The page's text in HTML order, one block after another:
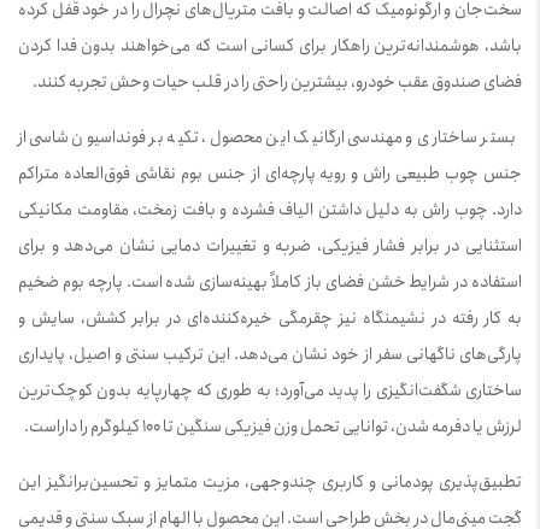
سخت‌جان و ارگونومیک که اصالت و بافت متریال‌های نچرال را در خود قفل کرده
باشد، هوشمندانه‌ترین راهکار برای کسانی است که می‌خواهند بدون فدا کردن
فضای صندوق عقب خودرو، بیشترین راحتی را در قلب حیات وحش تجربه کنند.
بستر ساختاری و مهندسی ارگانیک این محصول، تکیه بر فونداسیون شاسی از
جنس چوب طبیعی راش و رویه پارچه‌ای از جنس بوم نقاشی فوق‌العاده متراکم
دارد. چوب راش به دلیل داشتن الیاف فشرده و بافت زمخت، مقاومت مکانیکی
استثنایی در برابر فشار فیزیکی، ضربه و تغییرات دمایی نشان می‌دهد و برای
استفاده در شرایط خشن فضای باز کاملاً بهینه‌سازی شده است. پارچه بوم ضخیم
به کار رفته در نشیمنگاه نیز چقرمگی خیره‌کننده‌ای در برابر کشش، سایش و
پارگی‌های ناگهانی سفر از خود نشان می‌دهد. این ترکیب سنتی و اصیل، پایداری
ساختاری شگفت‌انگیزی را پدید می‌آورد؛ به طوری که چهارپایه بدون کوچک‌ترین
لرزش یا دفرمه شدن، توانایی تحمل وزن فیزیکی سنگین تا 100 کیلوگرم را داراست.
تطبیق‌پذیری پودمانی و کاربری چندوجهی، مزیت متمایز و تحسین‌برانگیز این
گجت مینی‌مال در بخش طراحی است. این محصول با الهام از سبک سنتی و قدیمی